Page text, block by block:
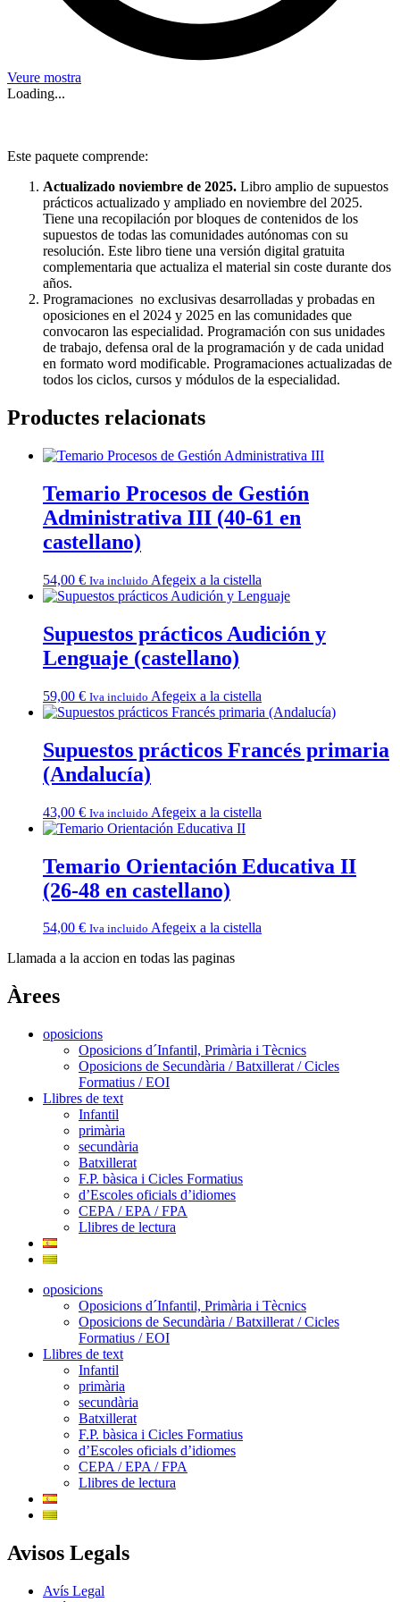
Veure mostra
Loading...
Este paquete comprende:
Actualizado noviembre de 2025. Libro amplio de supuestos
prácticos actualizado y ampliado en noviembre del 2025.
Tiene una recopilación por bloques de contenidos de los
supuestos de todas las comunidades autónomas con su
resolución. Este libro tiene una versión digital gratuita
complementaria que actualiza el material sin coste durante dos
años.
Programaciones no exclusivas desarrolladas y probadas en
oposiciones en el 2024 y 2025 en las comunidades que
convocaron las especialidad. Programación con sus unidades
de trabajo, defensa oral de la programación y de cada unidad
en formato word modificable. Programaciones actualizadas de
todos los ciclos, cursos y módulos de la especialidad.
Productes relacionats
Temario Procesos de Gestión
Administrativa III (40-61 en
castellano)
54,00 € Iva incluido Afegeix a la cistella
Supuestos prácticos Audición y
Lenguaje (castellano)
59,00 € Iva incluido Afegeix a la cistella
Supuestos prácticos Francés primaria
(Andalucía)
43,00 € Iva incluido Afegeix a la cistella
Temario Orientación Educativa II
(26-48 en castellano)
54,00 € Iva incluido Afegeix a la cistella
Llamada a la accion en todas las paginas
Àrees
oposicions
Oposicions d´Infantil, Primària i Tècnics
Oposicions de Secundària / Batxillerat / Cicles
Formatius / EOI
Llibres de text
Infantil
primària
secundària
Batxillerat
F.P. bàsica i Cicles Formatius
d’Escoles oficials d’idiomes
CEPA / EPA / FPA
Llibres de lectura
oposicions
Oposicions d´Infantil, Primària i Tècnics
Oposicions de Secundària / Batxillerat / Cicles
Formatius / EOI
Llibres de text
Infantil
primària
secundària
Batxillerat
F.P. bàsica i Cicles Formatius
d’Escoles oficials d’idiomes
CEPA / EPA / FPA
Llibres de lectura
Avisos Legals
Avís Legal